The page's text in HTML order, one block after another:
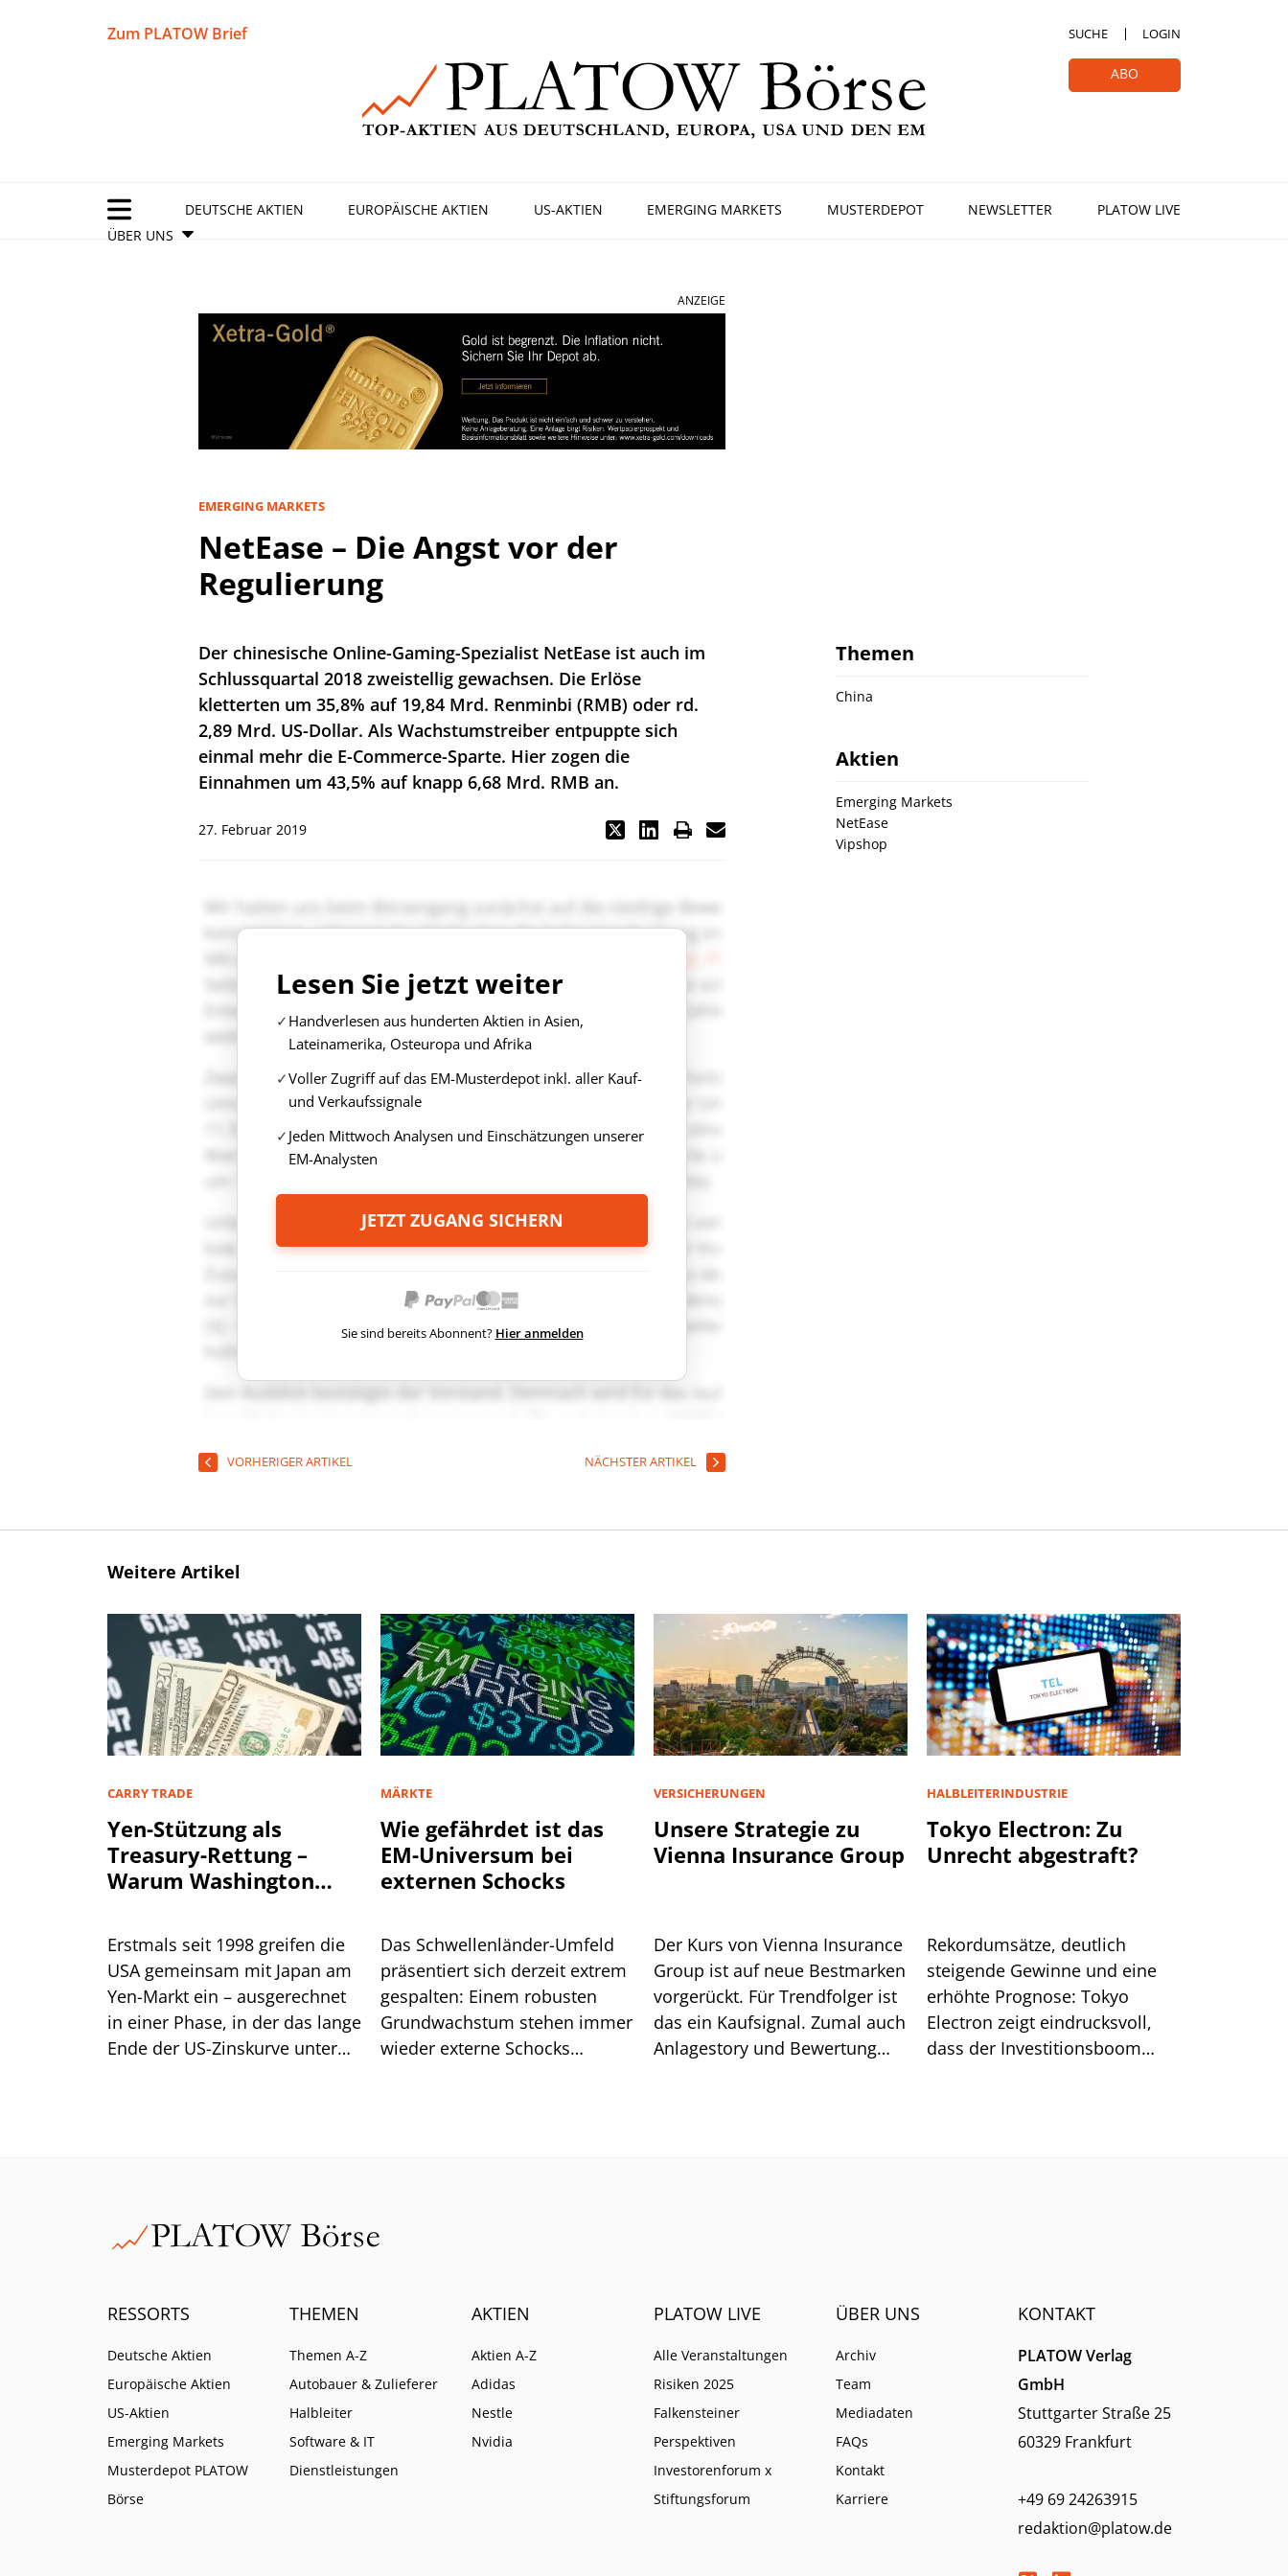
Zum PLATOW Brief SUCHE LOGIN
ABO
DEUTSCHE AKTIEN EUROPÄISCHE AKTIEN US-AKTIEN EMERGING MARKETS MUSTERDEPOT NEWSLETTER
PLATOW LIVE
ÜBER UNS
ANZEIGE
EMERGING MARKETS
NetEase – Die Angst vor der
Regulierung
Der chinesische Online-Gaming-Spezialist NetEase ist auch im
Schlussquartal 2018 zweistellig gewachsen. Die Erlöse
kletterten um 35,8% auf 19,84 Mrd. Renminbi (RMB) oder rd.
2,89 Mrd. US-Dollar. Als Wachstumstreiber entpuppte sich
einmal mehr die E-Commerce-Sparte. Hier zogen die
Einnahmen um 43,5% auf knapp 6,68 Mrd. RMB an.
27. Februar 2019
Lesen Sie jetzt weiter
Handverlesen aus hunderten Aktien in Asien,
Lateinamerika, Osteuropa und Afrika
Voller Zugriff auf das EM-Musterdepot inkl. aller Kauf-
und Verkaufssignale
Jeden Mittwoch Analysen und Einschätzungen unserer
EM-Analysten
JETZT ZUGANG SICHERN
Sie sind bereits Abonnent? Hier anmelden
VORHERIGER ARTIKEL NÄCHSTER ARTIKEL
Themen
China
Aktien
Emerging Markets
NetEase
Vipshop
Weitere Artikel
CARRY TRADE
Yen-Stützung als
Treasury-Rettung –
Warum Washington
will
Erstmals seit 1998 greifen die
USA gemeinsam mit Japan am
Yen-Markt ein – ausgerechnet
in einer Phase, in der das lange
Ende der US-Zinskurve unter
MÄRKTE
Wie gefährdet ist das
EM-Universum bei
externen Schocks
Das Schwellenländer-Umfeld
präsentiert sich derzeit extrem
gespalten: Einem robusten
Grundwachstum stehen immer
wieder externe Schocks
VERSICHERUNGEN
Unsere Strategie zu
Vienna Insurance Group
Der Kurs von Vienna Insurance
Group ist auf neue Bestmarken
vorgerückt. Für Trendfolger ist
das ein Kaufsignal. Zumal auch
Anlagestory und Bewertung
HALBLEITERINDUSTRIE
Tokyo Electron: Zu
Unrecht abgestraft?
Rekordumsätze, deutlich
steigende Gewinne und eine
erhöhte Prognose: Tokyo
Electron zeigt eindrucksvoll,
dass der Investitionsboom
RESSORTS
Deutsche Aktien
Europäische Aktien
US-Aktien
Emerging Markets
Musterdepot PLATOW
Börse
THEMEN
Themen A-Z
Autobauer & Zulieferer
Halbleiter
Software & IT
Dienstleistungen
AKTIEN
Aktien A-Z
Adidas
Nestle
Nvidia
PLATOW LIVE
Alle Veranstaltungen
Risiken 2025
Falkensteiner
Perspektiven
Investorenforum x
Stiftungsforum
ÜBER UNS
Archiv
Team
Mediadaten
FAQs
Kontakt
Karriere
KONTAKT
PLATOW Verlag
GmbH
Stuttgarter Straße 25
60329 Frankfurt
+49 69 24263915
redaktion@platow.de